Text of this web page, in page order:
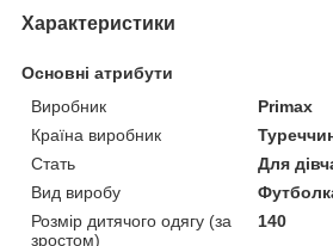
Характеристики
Основні атрибути
Виробник
Primax
Країна виробник
Стать
Для
Вид виробу
Розмір дитячого одягу (за
зростом)
140